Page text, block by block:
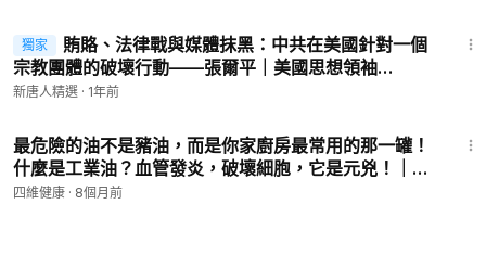
獨家
賄賂、法律戰與媒體抹黑：中共在美國針對一個
宗教團體的破壞行動——張爾平｜美國思想領袖
American Thought Leaders
新唐人精選 · 1年前
最危險的油不是豬油，而是你家廚房最常用的那一罐！
什麼是工業油？血管發炎，破壞細胞，它是元兇！｜四
維健康
四維健康 · 8個月前